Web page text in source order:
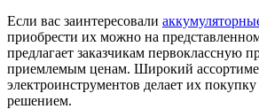
Если вас заинтересовали
приобрести их можно на
предлагает заказчикам первоклассную
приемлемым ценам. Широкий
электроинструментов делает их
решением.